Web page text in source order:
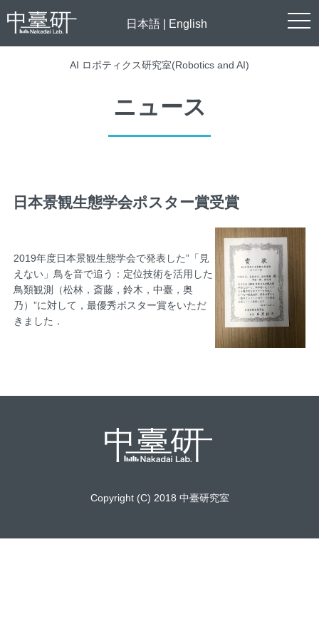
日本語 English
AI ロボティクス研究室(Robotics and AI)
ニュース
日本景観生態学会ポスター賞受賞
2019年度日本景観生態学会で発表した”「見
えない」鳥を音で追う：定位技術を活用した
鳥類観測（松林，斎藤，鈴木，中臺，奥
乃）”に対して，最優秀ポスター賞をいただ
きました．
Copyright (C) 2018 中臺研究室